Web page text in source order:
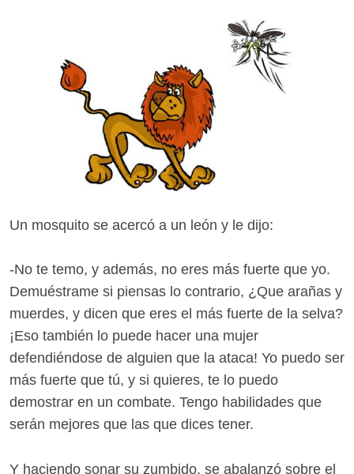
Un mosquito se acercó a un león y le dijo:
-No te temo, y además, no eres más fuerte que yo.
Demuéstrame si piensas lo contrario, ¿Que arañas y
muerdes, y dicen que eres el más fuerte de la selva?
¡Eso también lo puede hacer una mujer
defendiéndose de alguien que la ataca! Yo puedo ser
más fuerte que tú, y si quieres, te lo puedo
demostrar en un combate. Tengo habilidades que
serán mejores que las que dices tener.
Y haciendo sonar su zumbido, se abalanzó sobre el